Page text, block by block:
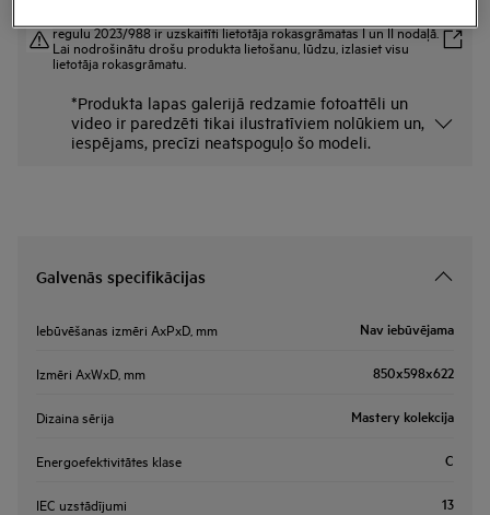
regulu 2023/988 ir uzskaitīti lietotāja rokasgrāmatas I un II nodaļā.
Lai nodrošinātu drošu produkta lietošanu, lūdzu, izlasiet visu
lietotāja rokasgrāmatu.
*Produkta lapas galerijā redzamie fotoattēli un
video ir paredzēti tikai ilustratīviem nolūkiem un,
iespējams, precīzi neatspoguļo šo modeli.
Galvenās specifikācijas
Iebūvēšanas izmēri AxPxD, mm Nav iebūvējama
Izmēri AxWxD, mm 850x598x622
Dizaina sērija Mastery kolekcija
Energoefektivitātes klase C
IEC uzstādījumi 13